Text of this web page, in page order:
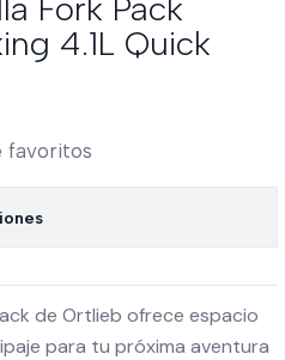
Fork Pack
4.1L Quick
favoritos
de Ortlieb ofrece espacio
para tu próxima aventura